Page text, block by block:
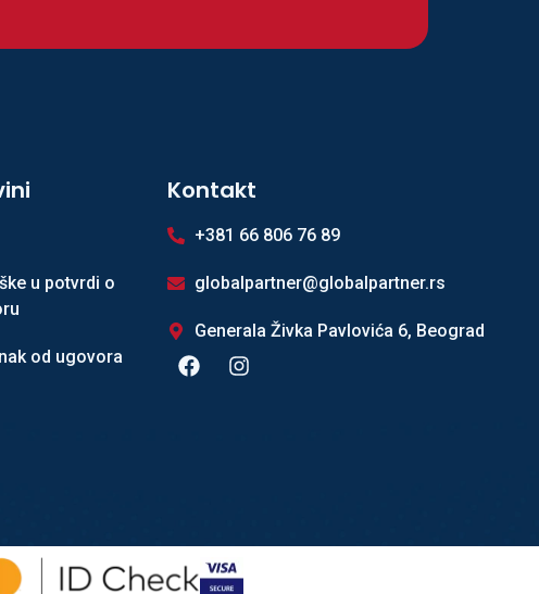
u potvrdi o
od ugovora
Kontakt
+381 66 806 76 89
globalpartner@globalpartner.rs
Generala Živka Pavlovića 6, Beograd